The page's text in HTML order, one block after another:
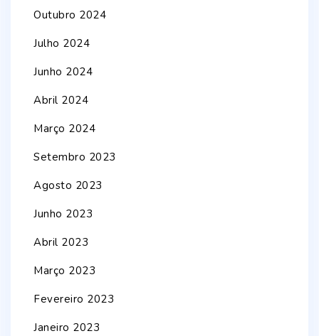
Outubro 2024
Julho 2024
Junho 2024
Abril 2024
Março 2024
Setembro 2023
Agosto 2023
Junho 2023
Abril 2023
Março 2023
Fevereiro 2023
Janeiro 2023